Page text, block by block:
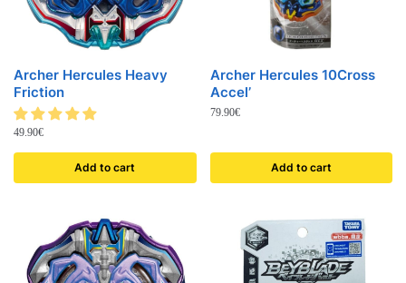
Archer Hercules Heavy
Friction
49.90€
Add to cart
Archer Hercules 10Cross
Accel’
79.90€
Add to cart